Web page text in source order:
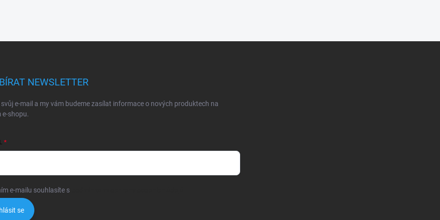
NEWSLETTER
e-mail a my vám budeme zasílat informace o nových produktech na
e-shopu.
e-mailu souhlasíte s
se